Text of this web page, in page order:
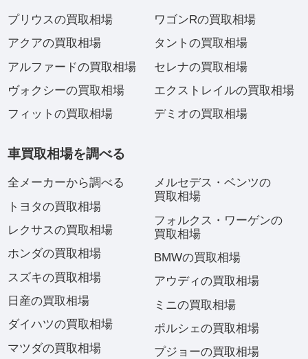
プリウスの買取相場
アクアの買取相場
アルファードの買取相場
ヴォクシーの買取相場
フィットの買取相場
ワゴンRの買取相場
タントの買取相場
セレナの買取相場
エクストレイルの買取相場
デミオの買取相場
車買取相場を調べる
全メーカーから調べる
トヨタの買取相場
レクサスの買取相場
ホンダの買取相場
スズキの買取相場
日産の買取相場
ダイハツの買取相場
マツダの買取相場
メルセデス・ベンツの
買取相場
フォルクス・ワーゲンの
買取相場
BMWの買取相場
アウディの買取相場
ミニの買取相場
ポルシェの買取相場
プジョーの買取相場